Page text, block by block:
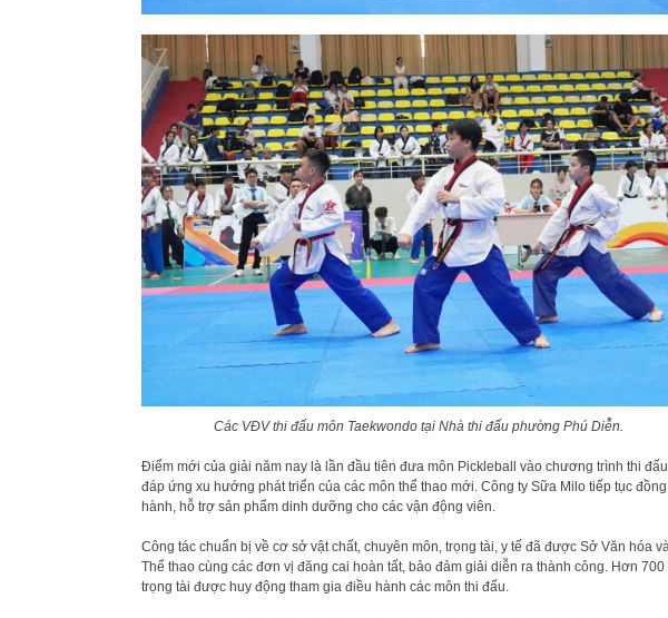
Các VĐV thi đấu môn Taekwondo tại Nhà thi đấu phường Phú Diễn.
Điểm mới của giải năm nay là lần đầu tiên đưa môn Pickleball vào chương trình thi
đáp ứng xu hướng phát triển của các môn thể thao mới. Công ty Sữa Milo tiếp tục đồng
hành, hỗ trợ sản phẩm dinh dưỡng cho các vận động viên.
Công tác chuẩn bị về cơ sở vật chất, chuyên môn, trọng tài, y tế đã được Sở Văn hóa
Thể thao cùng các đơn vị đăng cai hoàn tất, bảo đảm giải diễn ra thành công. Hơn 700
trọng tài được huy động tham gia điều hành các môn thi đấu.